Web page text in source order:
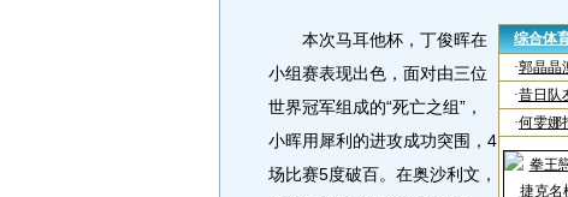
本次马耳他杯，丁俊晖在
小组赛表现出色，面对由三位
世界冠军组成的“死亡之组”，
小晖用犀利的进攻成功突围，4
场比赛5度破百。在奥沙利文，